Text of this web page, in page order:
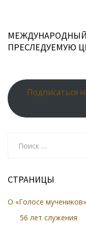
ПРЕСЛЕДУЕМУЮ
Подписаться
СТРАНИЦЫ
О «Голосе мучеников»
56 лет служения